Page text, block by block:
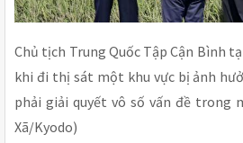
Chủ tịch Trung Quốc Tập Cận Bình
khi đi thị sát một khu vực bị ảnh
phải giải quyết vô số vấn đề trong
Xã/Kyodo)